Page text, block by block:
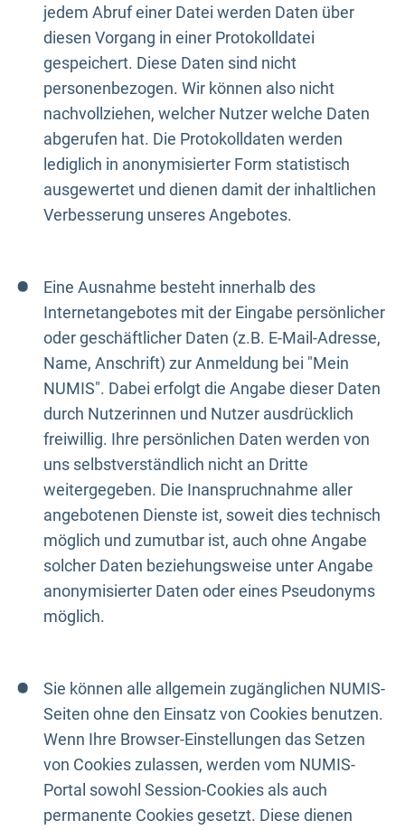
jedem Abruf einer Datei werden Daten über
diesen Vorgang in einer Protokolldatei
gespeichert. Diese Daten sind nicht
personenbezogen. Wir können also nicht
nachvollziehen, welcher Nutzer welche Daten
abgerufen hat. Die Protokolldaten werden
lediglich in anonymisierter Form statistisch
ausgewertet und dienen damit der inhaltlichen
Verbesserung unseres Angebotes.
Eine Ausnahme besteht innerhalb des
Internetangebotes mit der Eingabe persönlicher
oder geschäftlicher Daten (z.B. E-Mail-Adresse,
Name, Anschrift) zur Anmeldung bei "Mein
NUMIS". Dabei erfolgt die Angabe dieser Daten
durch Nutzerinnen und Nutzer ausdrücklich
freiwillig. Ihre persönlichen Daten werden von
uns selbstverständlich nicht an Dritte
weitergegeben. Die Inanspruchnahme aller
angebotenen Dienste ist, soweit dies technisch
möglich und zumutbar ist, auch ohne Angabe
solcher Daten beziehungsweise unter Angabe
anonymisierter Daten oder eines Pseudonyms
möglich.
Sie können alle allgemein zugänglichen NUMIS-
Seiten ohne den Einsatz von Cookies benutzen.
Wenn Ihre Browser-Einstellungen das Setzen
von Cookies zulassen, werden vom NUMIS-
Portal sowohl Session-Cookies als auch
permanente Cookies gesetzt. Diese dienen